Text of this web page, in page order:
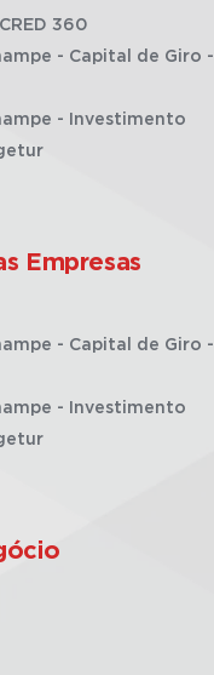
360
- Capital de Giro -
- Investimento
Empresas
- Capital de Giro -
- Investimento